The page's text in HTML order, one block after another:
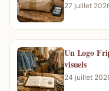
27 juillet
Un Logo
visuels
24 juillet